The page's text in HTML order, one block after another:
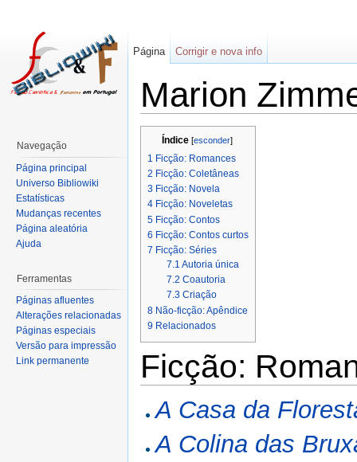
Marion
Índice[esconder]
1 Ficção: Romances
2 Ficção: Coletâneas
3 Ficção: Novela
4 Ficção: Noveletas
5 Ficção: Contos
6 Ficção: Contos curtos
7 Ficção: Séries
7.1 Autoria única
7.2 Coautoria
7.3 Criação
8 Não-ficção: Apêndice
9 Relacionados
Ficção:
A Casa da
A Colina das
Página Corrigir e nova info
Navegação
Página principal
Universo Bibliowiki
Estatísticas
Mudanças recentes
Página aleatória
Ajuda
Ferramentas
Páginas afluentes
Alterações relacionadas
Páginas especiais
Versão para impressão
Link permanente